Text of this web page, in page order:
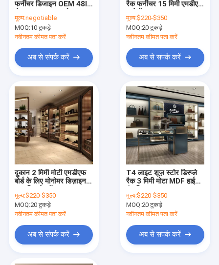
एक उद्धरण का अनुरोध करें
कपड़े की दुकान प्रदर्शन फर्नीचर
आभूषण की दुकान फर्नीचर
मोबाइल फोन डिस्प्ले शोकेस
ऑप्टिकल शॉप डिस्प्ले कैबिनेट्स
ग्लास डिस्प्ले शोकेस
प्रदर्शन शोकेस देखें
जूता प्रदर्शन रैक
बैग प्रदर्शन शेल्फ
फर्नीचर डिजाइन OEM 48In
मूल्य:negotiable
MOQ:10 टुकड़े
नवीनतम कीमत पता करें
अब से संपर्क करें
रैक फर्नीचर 15 मिमी एमडीएफ
मूल्य:$220-$350
MOQ:20 टुकड़े
नवीनतम कीमत पता करें
अब से संपर्क करें
दुकान 2 मिमी मोटी एमडीएफ
बोर्ड के लिए मोनोमर डिज़ाइन
मूल्य:$220-$350
MOQ:20 टुकड़े
नवीनतम कीमत पता करें
अब से संपर्क करें
T4 लाइट शूज़ स्टोर डिस्प्ले
रैक 3 मिमी मोटा MDF हाई
मूल्य:$220-$350
MOQ:20 टुकड़े
नवीनतम कीमत पता करें
अब से संपर्क करें